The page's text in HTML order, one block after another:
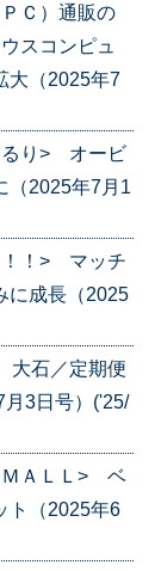
Ｃ）通販の
スコンピュ
大（2025年7
るり> オービ
（2025年7月1
！！> マッチ
に成長（2025
大石／定期便
3日号）('25/
ＭＡＬＬ> ベ
ト（2025年6